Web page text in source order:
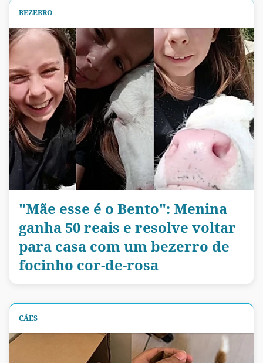
BEZERRO
"Mãe esse é o Bento": Menina
ganha 50 reais e resolve voltar
para casa com um bezerro de
focinho cor-de-rosa
CÃES